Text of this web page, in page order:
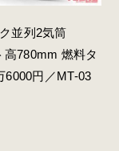
並列2気筒
780mm 燃料タ
円／MT-03